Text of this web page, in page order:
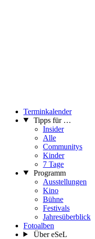
Terminkalender
Tipps für …
Insider
Alle
Communitys
Kinder
7 Tage
Programm
Ausstellungen
Kino
Bühne
Festivals
Jahresüberblick
Fotoalben
Über eSeL